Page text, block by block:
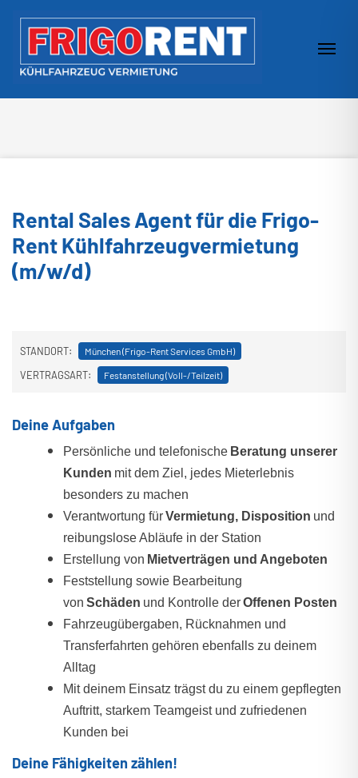
Rental Sales Agent für die Frigo-
Rent Kühlfahrzeugvermietung
(m/w/d)
STANDORT: München (Frigo-Rent Services GmbH)
VERTRAGSART: Festanstellung (Voll-/Teilzeit)
Deine Aufgaben
Persönliche und telefonische Beratung unserer
Kunden mit dem Ziel, jedes Mieterlebnis
besonders zu machen
Verantwortung fürVermietung, Disposition und
reibungslose Abläufe in der Station
Erstellung von Mietverträgen und Angeboten
Feststellung sowie Bearbeitung
von Schäden und Kontrolle derOffenen Posten
Fahrzeugübergaben, Rücknahmen und
Transferfahrten gehören ebenfalls zu deinem
Alltag
Mit deinem Einsatz trägst du zu einem gepflegten
Auftritt, starkem Teamgeist und zufriedenen
Kunden bei
Deine Fähigkeiten zählen!